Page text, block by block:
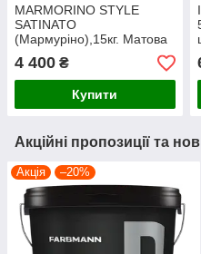
MARMORINO STYLE
SATINATO
(Мармуріно),15кг. Матова
покриття. Ельф-Декор
4 400 ₴
Купити
Акційні пропозиції та
Акція –20%